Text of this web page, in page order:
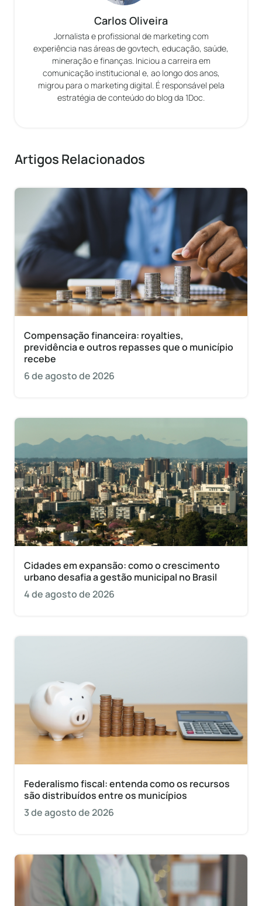
Carlos Oliveira
Jornalista e profissional de marketing com
experiência nas áreas de govtech, educação, saúde,
mineração e finanças. Iniciou a carreira em
comunicação institucional e, ao longo dos anos,
migrou para o marketing digital. É responsável pela
estratégia de conteúdo do blog da 1Doc.
Artigos Relacionados
Compensação financeira: royalties,
previdência e outros repasses que o município
recebe
6 de agosto de 2026
Cidades em expansão: como o crescimento
urbano desafia a gestão municipal no Brasil
4 de agosto de 2026
Federalismo fiscal: entenda como os recursos
são distribuídos entre os municípios
3 de agosto de 2026